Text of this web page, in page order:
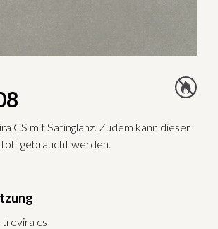
CS mit Satinglanz. Zudem kann dieser
gebraucht werden.
cs